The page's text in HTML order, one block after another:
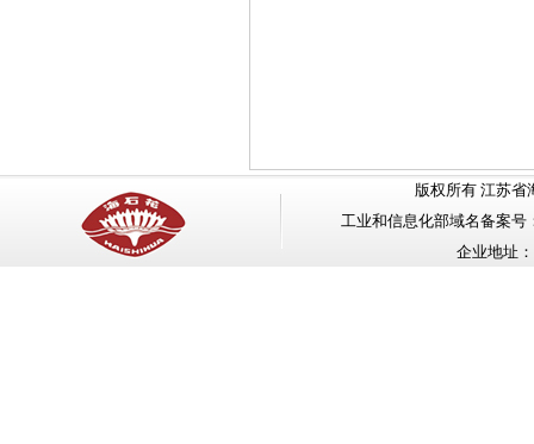
版权所有 江苏省
工业和信息化部域名备案号
企业地址